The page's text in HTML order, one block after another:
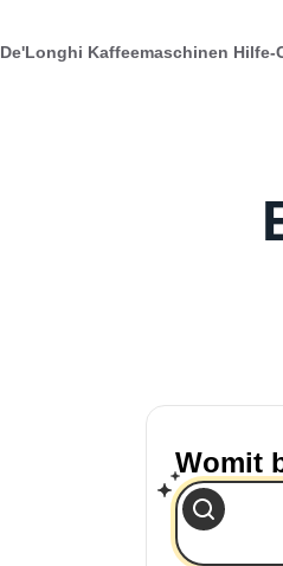
De'Longhi Kaffeemaschinen Hilfe-
Womit